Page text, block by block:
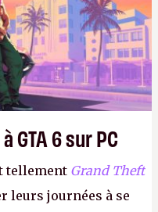
pose
GTA 6 sur PC
tellement Grand Theft
leurs journées à se